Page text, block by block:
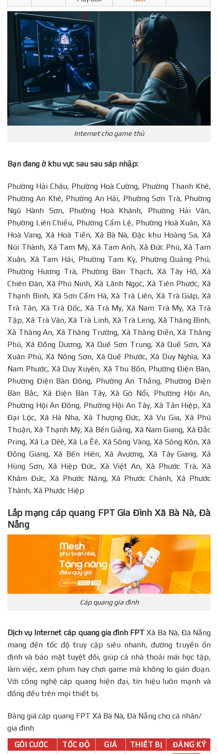
Internet cho game thủ
Bạn đang ở khu vực sau sau sáp nhập:
Phường Hải Châu, Phường Hoà Cường, Phường Thanh Khê,
Phường An Khê, Phường An Hải, Phường Sơn Trà, Phường
Ngũ Hành Sơn, Phường Hoà Khánh, Phường Hải Vân,
Phường Liên Chiểu, Phường Cẩm Lệ, Phường Hoà Xuân, Xã
Hoà Vang, Xã Hoà Tiến, Xã Bà Nà, Đặc khu Hoàng Sa, Xã
Núi Thành, Xã Tam Mỹ, Xã Tam Anh, Xã Đức Phú, Xã Tam
Xuân, Xã Tam Hải, Phường Tam Kỳ, Phường Quảng Phú,
Phường Hương Trà, Phường Bàn Thạch, Xã Tây Hồ, Xã
Chiên Đàn, Xã Phú Ninh, Xã Lãnh Ngọc, Xã Tiên Phước, Xã
Thạnh Bình, Xã Sơn Cẩm Hà, Xã Trà Liên, Xã Trà Giáp, Xã
Trà Tân, Xã Trà Đốc, Xã Trà My, Xã Nam Trà My, Xã Trà
Tập, Xã Trà Vân, Xã Trà Linh, Xã Trà Leng, Xã Thăng Bình,
Xã Thăng An, Xã Thăng Trường, Xã Thăng Điền, Xã Thăng
Phú, Xã Đồng Dương, Xã Quế Sơn Trung, Xã Quế Sơn, Xã
Xuân Phú, Xã Nông Sơn, Xã Quế Phước, Xã Duy Nghĩa, Xã
Nam Phước, Xã Duy Xuyên, Xã Thu Bồn, Phường Điện Bàn,
Phường Điện Bàn Đông, Phường An Thắng, Phường Điện
Bàn Bắc, Xã Điện Bàn Tây, Xã Gò Nổi, Phường Hội An,
Phường Hội An Đông, Phường Hội An Tây, Xã Tân Hiệp, Xã
Đại Lộc, Xã Hà Nha, Xã Thượng Đức, Xã Vu Gia, Xã Phú
Thuận, Xã Thạnh Mỹ, Xã Bến Giằng, Xã Nam Giang, Xã Đắc
Pring, Xã La Dêê, Xã La Êê, Xã Sông Vàng, Xã Sông Kôn, Xã
Đông Giang, Xã Bến Hiên, Xã Avương, Xã Tây Giang, Xã
Hùng Sơn, Xã Hiệp Đức, Xã Việt An, Xã Phước Trà, Xã
Khâm Đức, Xã Phước Năng, Xã Phước Chánh, Xã Phước
Thành, Xã Phước Hiệp
Lắp mạng cáp quang FPT Gia Đình Xã Bà Nà, Đà
Nẵng
Cáp quang gia đình
Dịch vụ Internet cáp quang gia đình FPT Xã Bà Nà, Đà Nẵng
mang đến tốc độ truy cập siêu nhanh, đường truyền ổn
định và bảo mật tuyệt đối, giúp cả nhà thoải mái học tập,
làm việc, xem phim hay chơi game mà không lo gián đoạn.
Với công nghệ cáp quang hiện đại, tín hiệu luôn mạnh và
đồng đều trên mọi thiết bị.
Bảng giá cáp quang FPT Xã Bà Nà, Đà Nẵng cho cá nhân/
gia đình
GÓI CƯỚC TỐC ĐỘ GIÁ THIẾT BỊ ĐĂNG KÝ